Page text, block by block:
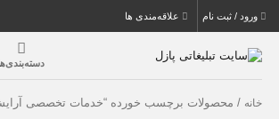
ورود / ثبت نام علاقه‌مندی ها
خانه / محصولات برچسب خورده “خدمات تخصصی